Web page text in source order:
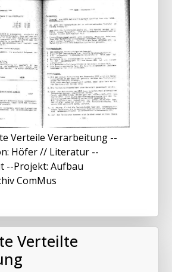
Verteile Verarbeitung --
Höfer // Literatur --
--Projekt: Aufbau
ComMus
Verteilte